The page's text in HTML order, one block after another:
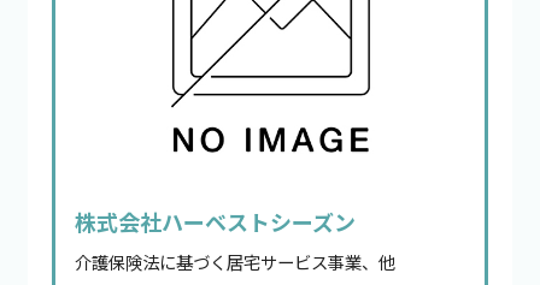
株式会社ハーベストシーズン
介護保険法に基づく居宅サービス事業、他